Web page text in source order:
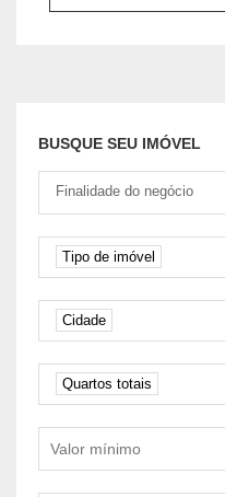
BUSQUE SEU IMÓVEL
Tipo negociação
Finalidade do negócio
Tipo de imóvel
Tipo de imóvel
Cidade
Cidade
Quartos
Quartos totais